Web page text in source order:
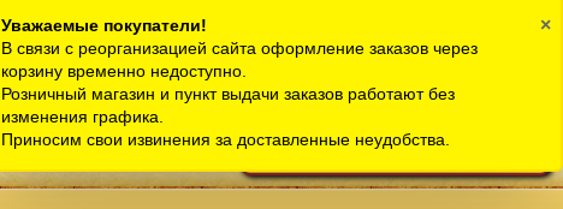
Телефон интернет-магазина:
Телефон розничного магазина:
bookshop@ambookvo.ru
Работаем ежедневно с 10:00 до 21:00
Уважаемые покупатели!
В связи с реорганизацией сайта оформление заказов через
корзину временно недоступно.
Розничный магазин и пункт выдачи заказов работают без
изменения графика.
Приносим свои извинения за доставленные неудобства.
×